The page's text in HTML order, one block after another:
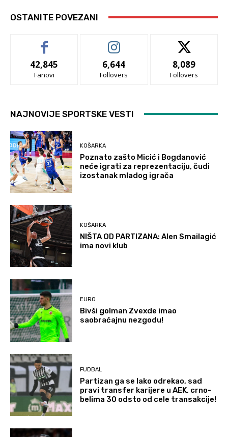
OSTANITE POVEZANI
42,845
Fanovi
6,644
Follovers
8,089
Follovers
NAJNOVIJE SPORTSKE VESTI
KOŠARKA
Poznato zašto Micić i Bogdanović
neće igrati za reprezentaciju, čudi
izostanak mladog igrača
KOŠARKA
NIŠTA OD PARTIZANA: Alen Smailagić
ima novi klub
EURO
Bivši golman Zvexde imao
saobraćajnu nezgodu!
FUDBAL
Partizan ga se lako odrekao, sad
pravi transfer karijere u AEK, crno-
belima 30 odsto od cele transakcije!